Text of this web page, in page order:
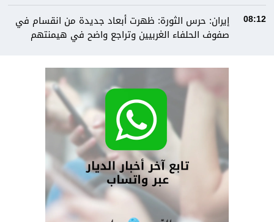
08:12
إيران: حرس الثورة: ظهرت أبعاد جديدة من انقسام في
صفوف الحلفاء الغربيين وتراجع واضح في هيمنتهم